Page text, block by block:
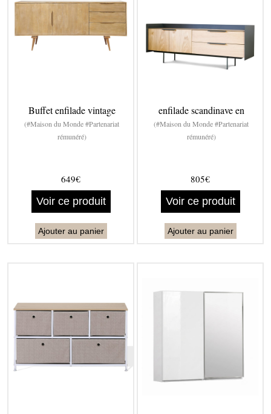
Buffet enfilade vintage
(#Maison du Monde #Partenariat
rémunéré)
649€
Voir ce produit
Ajouter au panier
enfilade scandinave en
(#Maison du Monde #Partenariat
rémunéré)
805€
Voir ce produit
Ajouter au panier